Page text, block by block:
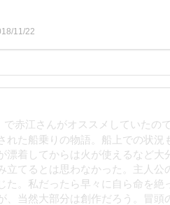
11/22
赤江さんがオススメしていたの
れた船乗りの物語。船上での状況
漂着してからは火が使えるなど大
立てるとは思わなかった。主人公
た。私だったら早々に自ら命を絶
、当然大部分は創作だろう。冒頭